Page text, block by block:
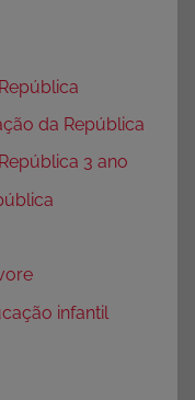
da República
3 ano
infantil